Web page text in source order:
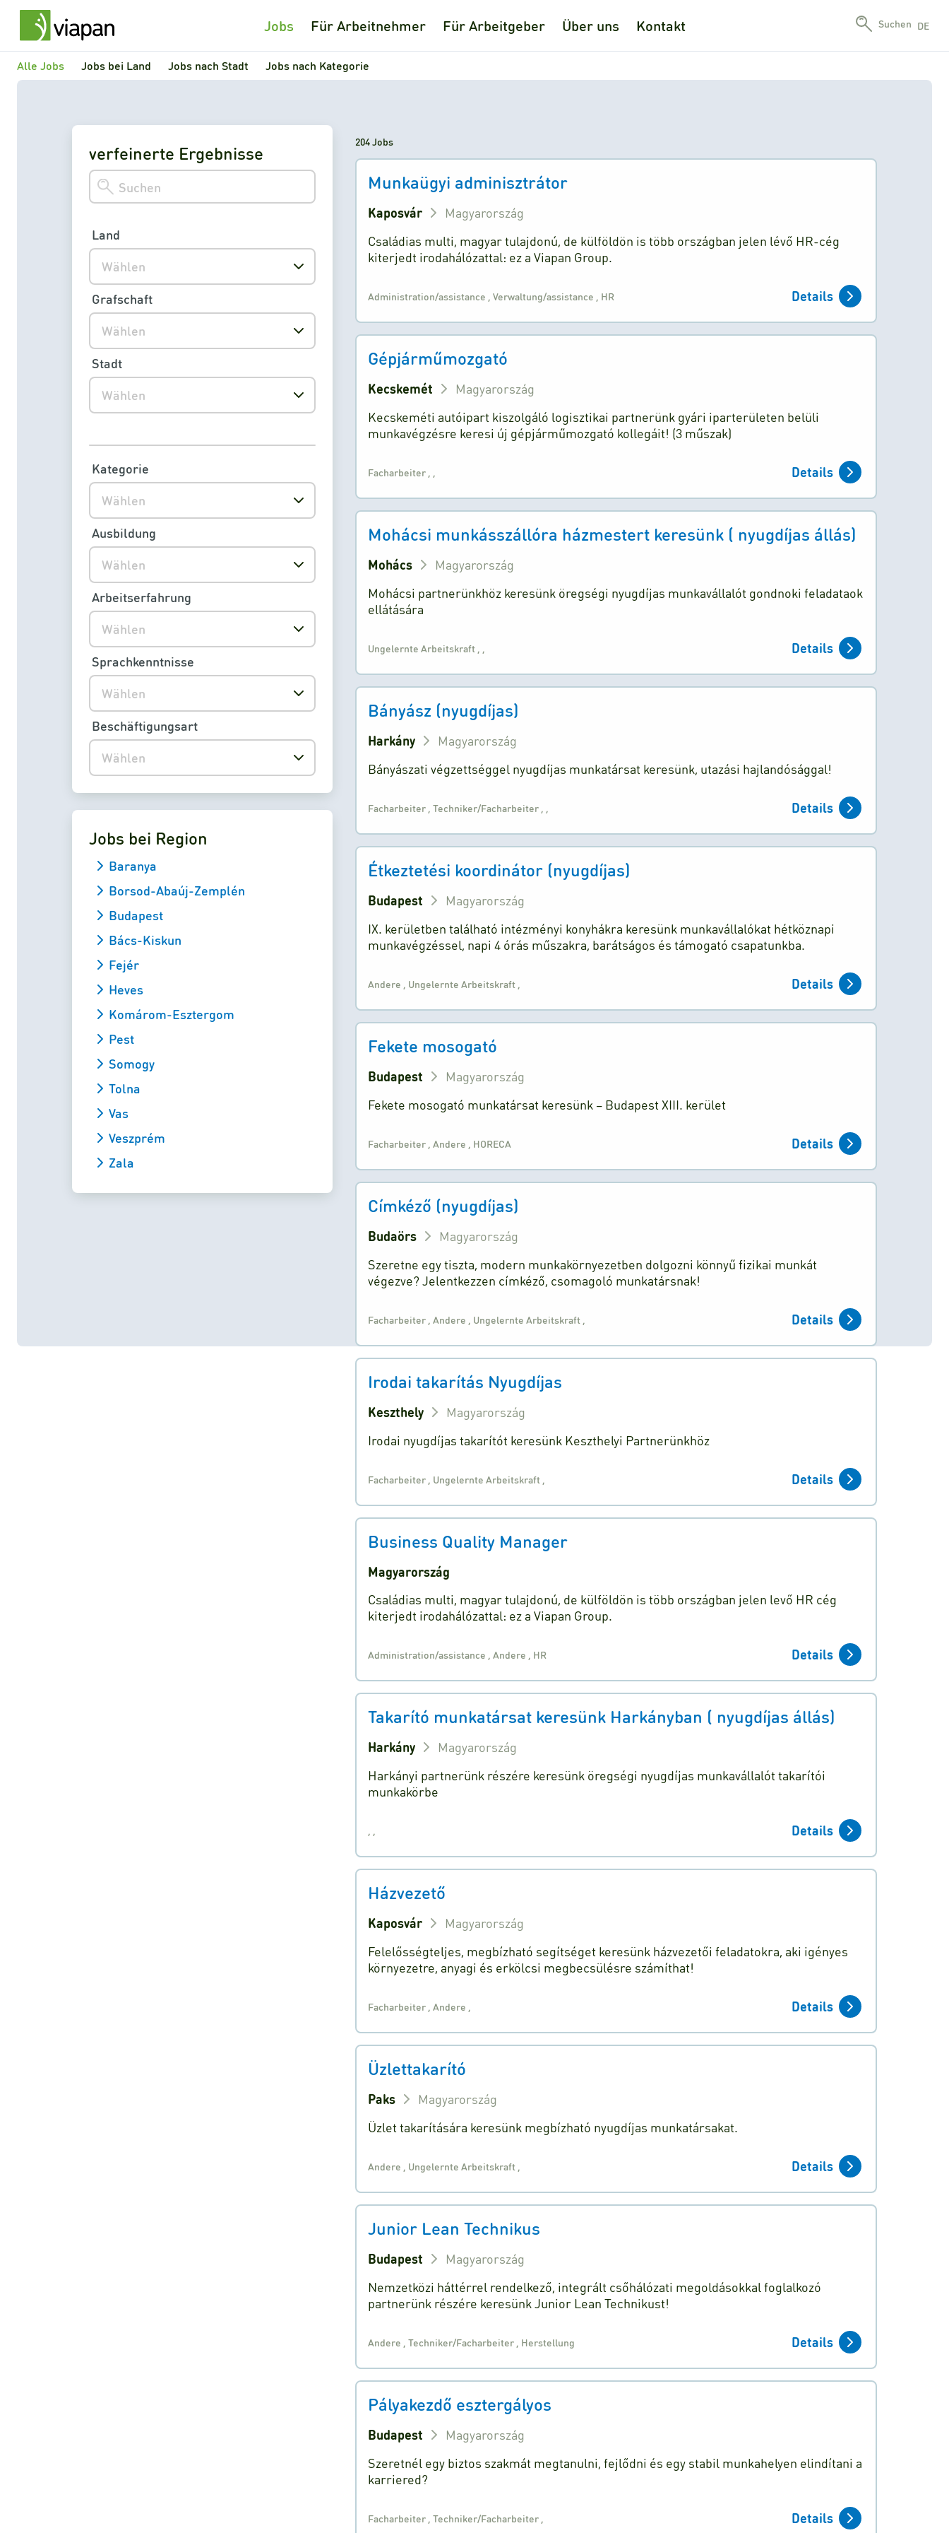
Jobs Für Arbeitnehmer Für Arbeitgeber Über uns Kontakt Suchen DE
Alle Jobs Jobs bei Land Jobs nach Stadt Jobs nach Kategorie
verfeinerte Ergebnisse
Wählen
Land
Wählen
Grafschaft
Wählen
Stadt
Wählen
Kategorie
Wählen
Ausbildung
Wählen
Arbeitserfahrung
Wählen
Sprachkenntnisse
Wählen
Beschäftigungsart
Jobs bei Region
Baranya
Borsod-Abaúj-Zemplén
Budapest
Bács-Kiskun
Fejér
Heves
Komárom-Esztergom
Pest
Somogy
Tolna
Vas
Veszprém
Zala
204 Jobs
Munkaügyi adminisztrátor
Kaposvár
Magyarország
Családias multi, magyar tulajdonú, de külföldön is több országban jelen lévő HR-cég
kiterjedt irodahálózattal: ez a Viapan Group.
Administration/assistance ,Verwaltung/assistance HR Details
Gépjárműmozgató
Kecskemét
Magyarország
Kecskeméti autóipart kiszolgáló logisztikai partnerünk gyári iparterületen belüli
munkavégzésre keresi új gépjárműmozgató kollegáit! (3 műszak)
Facharbeiter Details
Mohácsi munkásszállóra házmestert keresünk ( nyugdíjas állás)
Mohács
Magyarország
Mohácsi partnerünkhöz keresünk öregségi nyugdíjas munkavállalót gondnoki feladataok
ellátására
Ungelernte Arbeitskraft Details
Bányász (nyugdíjas)
Harkány
Magyarország
Bányászati végzettséggel nyugdíjas munkatársat keresünk, utazási hajlandósággal!
Facharbeiter ,Techniker/Facharbeiter Details
Étkeztetési koordinátor (nyugdíjas)
Budapest
Magyarország
IX. kerületben található intézményi konyhákra keresünk munkavállalókat hétköznapi
munkavégzéssel, napi 4 órás műszakra, barátságos és támogató csapatunkba.
Andere Ungelernte Arbeitskraft Details
Fekete mosogató
Budapest
Magyarország
Fekete mosogató munkatársat keresünk – Budapest XIII. kerület
Facharbeiter Andere HORECA Details
Címkéző (nyugdíjas)
Budaörs
Magyarország
Szeretne egy tiszta, modern munkakörnyezetben dolgozni könnyű fizikai munkát
végezve? Jelentkezzen címkéző, csomagoló munkatársnak!
Facharbeiter Andere Ungelernte Arbeitskraft Details
Irodai takarítás Nyugdíjas
Keszthely
Magyarország
Irodai nyugdíjas takarítót keresünk Keszthelyi Partnerünkhöz
Facharbeiter Ungelernte Arbeitskraft Details
Business Quality Manager
Magyarország
Családias multi, magyar tulajdonú, de külföldön is több országban jelen levő HR cég
kiterjedt irodahálózattal: ez a Viapan Group.
Administration/assistance Andere HR Details
Takarító munkatársat keresünk Harkányban ( nyugdíjas állás)
Harkány
Magyarország
Harkányi partnerünk részére keresünk öregségi nyugdíjas munkavállalót takarítói
munkakörbe
Details
Házvezető
Kaposvár
Magyarország
Felelősségteljes, megbízható segítséget keresünk házvezetői feladatokra, aki igényes
környezetre, anyagi és erkölcsi megbecsülésre számíthat!
Facharbeiter Andere Details
Üzlettakarító
Paks
Magyarország
Üzlet takarítására keresünk megbízható nyugdíjas munkatársakat.
Andere Ungelernte Arbeitskraft Details
Junior Lean Technikus
Budapest
Magyarország
Nemzetközi háttérrel rendelkező, integrált csőhálózati megoldásokkal foglalkozó
partnerünk részére keresünk Junior Lean Technikust!
Andere ,Techniker/Facharbeiter Herstellung Details
Pályakezdő esztergályos
Budapest
Magyarország
Szeretnél egy biztos szakmát megtanulni, fejlődni és egy stabil munkahelyen elindítani a
karriered?
Facharbeiter ,Techniker/Facharbeiter Details